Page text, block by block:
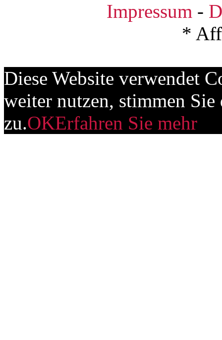
Impressum -
*
Diese Website verwendet
weiter nutzen, stimmen
zu.OKErfahren Sie mehr